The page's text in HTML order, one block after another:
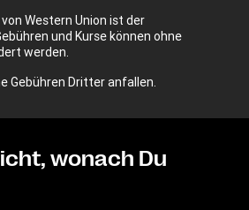
Western Union ist der
und Kurse können ohne
werden.
Gebühren Dritter anfallen.
wonach Du